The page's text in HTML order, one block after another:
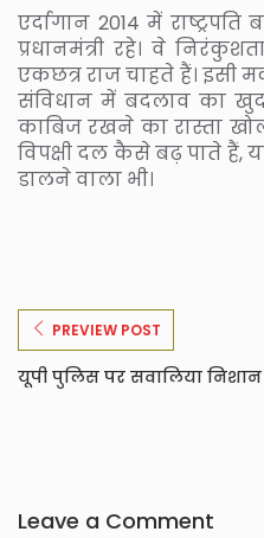
एर्दागान 2014 में
प्रधानमंत्री रहे। वे
एकछत्र राज चाहते हैं। इसी
संविधान में बदलाव का
काबिज रखने का रास्ता
विपक्षी दल कैसे बढ़ पाते हैं,
डालने वाला भी।
PREVIEW POST
यूपी पुलिस पर सवालिया निशान
Leave a Comment